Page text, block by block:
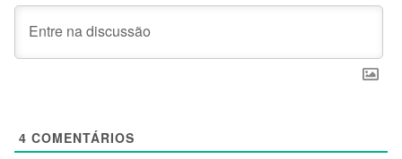
4 COMENTÁRIOS